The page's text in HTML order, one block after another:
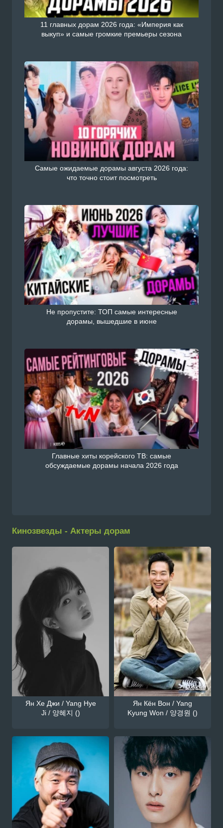
11 главных дорам 2026 года: «Империя как
выкуп» и самые громкие премьеры сезона
Самые ожидаемые дорамы августа 2026 года:
что точно стоит посмотреть
Не пропустите: ТОП самые интересные
дорамы, вышедшие в июне
Главные хиты корейского ТВ: самые
обсуждаемые дорамы начала 2026 года
Кинозвезды - Актеры дорам
Ян Хе Джи / Yang Hye
Ji / 양혜지 ()
Ян Кён Вон / Yang
Kyung Won / 양경원 ()